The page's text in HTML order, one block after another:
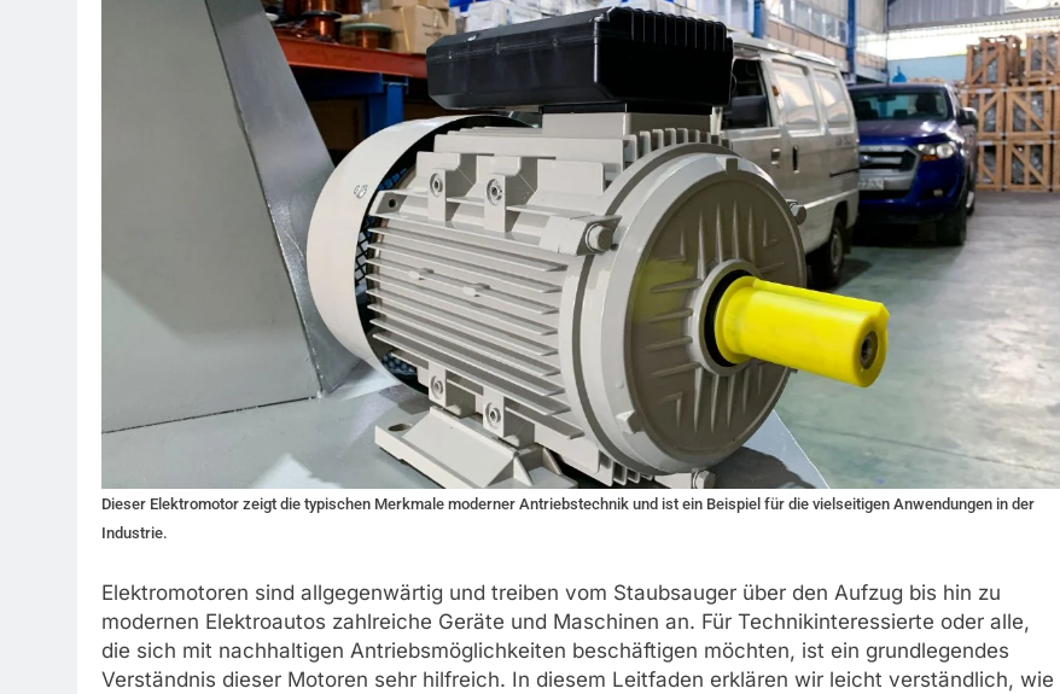
Dieser Elektromotor zeigt die typischen Merkmale moderner Antriebstechnik und ist ein Beispiel für die vielseitigen Anwendungen in der
Industrie.
Elektromotoren sind allgegenwärtig und treiben vom Staubsauger über den Aufzug bis hin zu
modernen Elektroautos zahlreiche Geräte und Maschinen an. Für Technikinteressierte oder alle,
die sich mit nachhaltigen Antriebsmöglichkeiten beschäftigen möchten, ist ein grundlegendes
Verständnis dieser Motoren sehr hilfreich. In diesem Leitfaden erklären wir leicht verständlich, wie